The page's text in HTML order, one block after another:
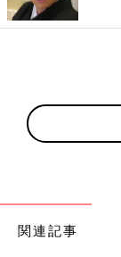
関連記事